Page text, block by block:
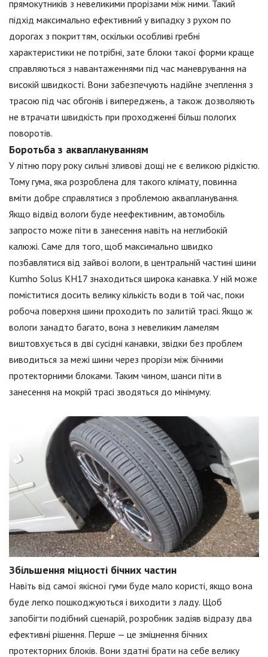
прямокутників з невеликими прорізами між ними. Такий
підхід максимально ефективний у випадку з рухом по
дорогах з покриттям, оскільки особливі гребні
характеристики не потрібні, зате блоки такої форми краще
справляються з навантаженнями під час маневрування на
високій швидкості. Вони забезпечують надійне зчеплення з
трасою під час обгонів і випереджень, а також дозволяють
не втрачати швидкість при проходженні більш пологих
поворотів.
Боротьба з акваплануванням
У літню пору року сильні зливові дощі не є великою рідкістю.
Тому гума, яка розроблена для такого клімату, повинна
вміти добре справлятися з проблемою аквапланування.
Якщо відвід вологи буде неефективним, автомобіль
запросто може піти в занесення навіть на неглибокій
калюжі. Саме для того, щоб максимально швидко
позбавлятися від зайвої вологи, в центральній частині шини
Kumho Solus KH17 знаходиться широка канавка. У ній може
поміститися досить велику кількість води в той час, поки
робоча поверхня шини проходить по залитій трасі. Якщо ж
вологи занадто багато, вона з невеликим ламелям
виштовхується в дві сусідні канавки, звідки без проблем
виводиться за межі шини через прорізи між бічними
протекторними блоками. Таким чином, шанси піти в
занесення на мокрій трасі зводяться до мінімуму.
Збільшення міцності бічних частин
Навіть від самої якісної гуми буде мало користі, якщо вона
буде легко пошкоджуються і виходити з ладу. Щоб
запобігти подібний сценарій, розробник задіяв відразу два
ефективні рішення. Перше — це зміцнення бічних
протекторних блоків. Вони здатні брати на себе велику